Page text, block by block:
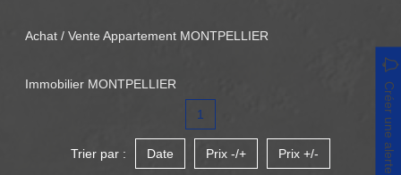
Achat / Vente Appartement MONTPELLIER
Immobilier MONTPELLIER Créer une alerte
1
Trier par : Date Prix -/+ Prix +/-